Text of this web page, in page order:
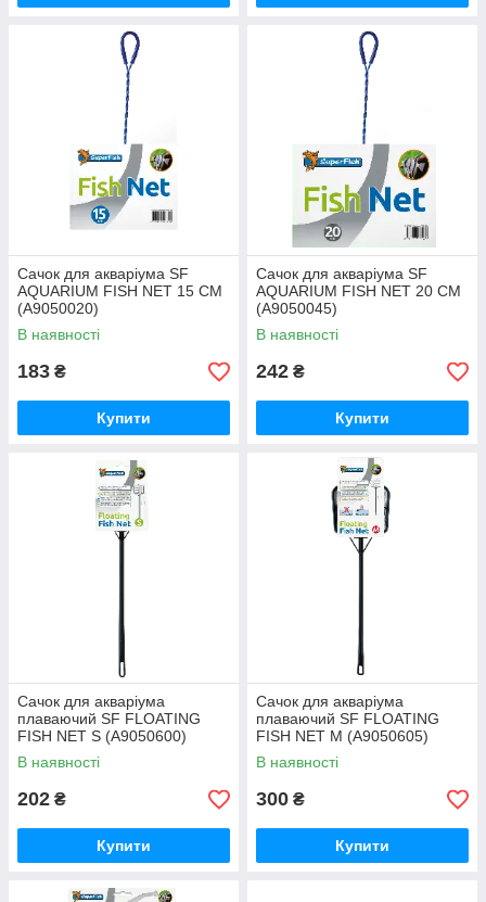
Сачок для акваріума SF
AQUARIUM FISH NET 15 CM
(A9050020)
В наявності
183 ₴
Купити
Сачок для акваріума SF
AQUARIUM FISH NET 20 CM
(A9050045)
В наявності
242 ₴
Купити
Сачок для акваріума
плаваючий SF FLOATING
FISH NET S (A9050600)
В наявності
202 ₴
Купити
Сачок для акваріума
плаваючий SF FLOATING
FISH NET M (A9050605)
В наявності
300 ₴
Купити